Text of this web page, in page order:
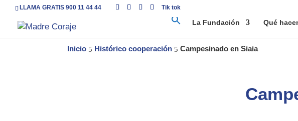
LLAMA GRATIS 900 11 44 44 Tik tok
La Fundación Qué
Inicio 5 Histórico cooperación 5 Campesinado en Siaia